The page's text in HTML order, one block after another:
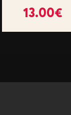
13.00€